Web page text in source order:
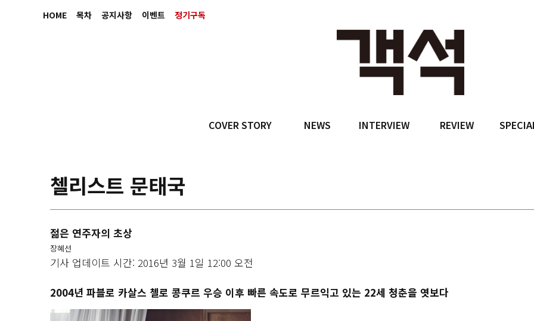
HOME 목차 공지사항 이벤트 정기구독
COVER STORY NEWS INTERVIEW REVIEW
첼리스트 문태국
젊은 연주자의 초상
장혜선
기사 업데이트 시간: 2016년 3월 1일 12:00 오전
2004년 파블로 카살스 첼로 콩쿠르 우승 이후 빠른 속도로 무르익고 있는 22세 청춘을 엿보다